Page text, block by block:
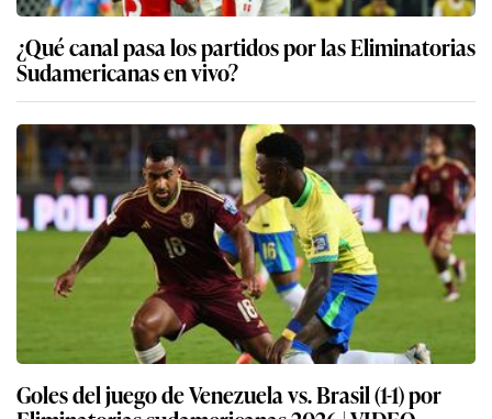
¿Qué canal pasa los partidos por las Eliminatorias
Sudamericanas en vivo?
Goles del juego de Venezuela vs. Brasil (1-1) por